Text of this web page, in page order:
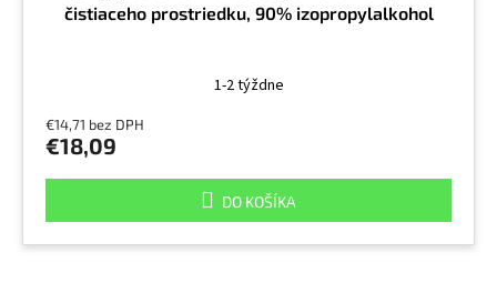
čistiaceho prostriedku, 90% izopropylalkohol
1-2 týždne
€14,71 bez DPH
€18,09
DO KOŠÍKA